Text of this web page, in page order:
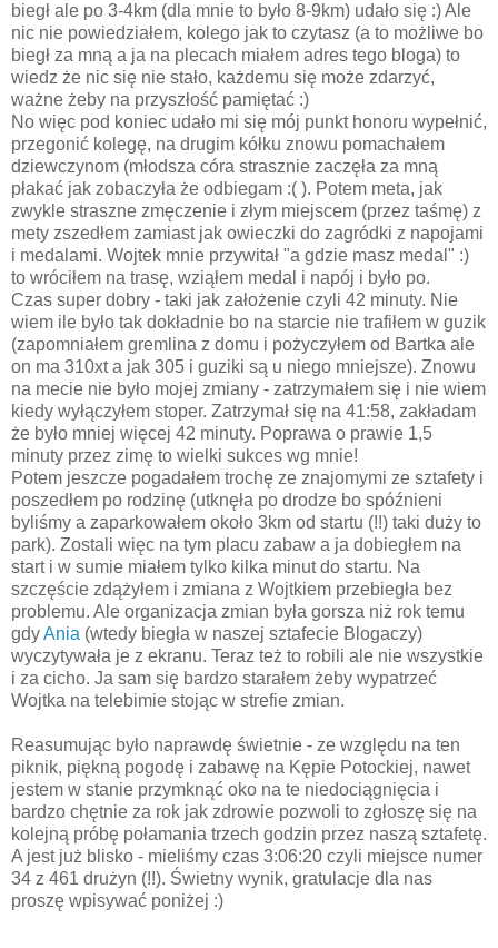
biegł ale po 3-4km (dla mnie to było 8-9km) udało się :) Ale
nic nie powiedziałem, kolego jak to czytasz (a to możliwe bo
biegł za mną a ja na plecach miałem adres tego bloga) to
wiedz że nic się nie stało, każdemu się może zdarzyć,
ważne żeby na przyszłość pamiętać :)
No więc pod koniec udało mi się mój punkt honoru wypełnić,
przegonić kolegę, na drugim kółku znowu pomachałem
dziewczynom (młodsza córa strasznie zaczęła za mną
płakać jak zobaczyła że odbiegam :( ). Potem meta, jak
zwykle straszne zmęczenie i złym miejscem (przez taśmę) z
mety zszedłem zamiast jak owieczki do zagródki z napojami
i medalami. Wojtek mnie przywitał "a gdzie masz medal" :)
to wróciłem na trasę, wziąłem medal i napój i było po.
Czas super dobry - taki jak założenie czyli 42 minuty. Nie
wiem ile było tak dokładnie bo na starcie nie trafiłem w guzik
(zapomniałem gremlina z domu i pożyczyłem od Bartka ale
on ma 310xt a jak 305 i guziki są u niego mniejsze). Znowu
na mecie nie było mojej zmiany - zatrzymałem się i nie wiem
kiedy wyłączyłem stoper. Zatrzymał się na 41:58, zakładam
że było mniej więcej 42 minuty. Poprawa o prawie 1,5
minuty przez zimę to wielki sukces wg mnie!
Potem jeszcze pogadałem trochę ze znajomymi ze sztafety i
poszedłem po rodzinę (utknęła po drodze bo spóźnieni
byliśmy a zaparkowałem około 3km od startu (!!) taki duży to
park). Zostali więc na tym placu zabaw a ja dobiegłem na
start i w sumie miałem tylko kilka minut do startu. Na
szczęście zdążyłem i zmiana z Wojtkiem przebiegła bez
problemu. Ale organizacja zmian była gorsza niż rok temu
gdyAnia (wtedy biegła w naszej sztafecie Blogaczy)
wyczytywała je z ekranu. Teraz też to robili ale nie wszystkie
i za cicho. Ja sam się bardzo starałem żeby wypatrzeć
Wojtka na telebimie stojąc w strefie zmian.
Reasumując było naprawdę świetnie - ze względu na ten
piknik, piękną pogodę i zabawę na Kępie Potockiej, nawet
jestem w stanie przymknąć oko na te niedociągnięcia i
bardzo chętnie za rok jak zdrowie pozwoli to zgłoszę się na
kolejną próbę połamania trzech godzin przez naszą sztafetę.
A jest już blisko - mieliśmy czas 3:06:20 czyli miejsce numer
34 z 461 drużyn (!!). Świetny wynik, gratulacje dla nas
proszę wpisywać poniżej :)